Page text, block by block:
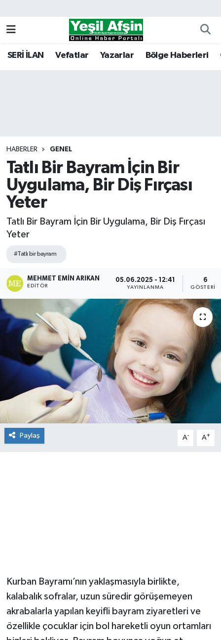
SERİ İLAN Vefatlar Yazarlar Bölge Haberleri
HABERLER GENEL
Tatlı Bir Bayram İçin Bir
Uygulama, Bir Diş Fırçası
Yeter
Tatlı Bir Bayram İçin Bir Uygulama, Bir Diş Fırçası
Yeter
#Tatlı bir bayram
MEHMET EMIN ARIKAN
EDITÖR
05.06.2025 - 12:41
YAYINLANMA
6
GÖSTERIM
Paylaş A- A+
Kurban Bayramı’nın yaklaşmasıyla birlikte,
kalabalık sofralar, uzun süredir görüşemeyen
akrabalarla yapılan keyifli bayram ziyaretleri ve
özellikle çocuklar için bol hareketli oyun ortamları
Kahramanmaraş Nöbetçi Eczaneler
Tüm Manşetler
Son Dakika Haberleri